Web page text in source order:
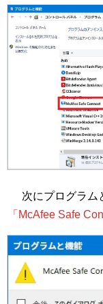
次にプログラム
「McAfee Safe